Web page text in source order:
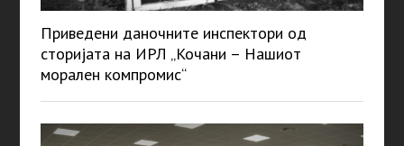
Приведени даночните инспектори од
сторијата на ИРЛ „Кочани – Нашиот
морален компромис“